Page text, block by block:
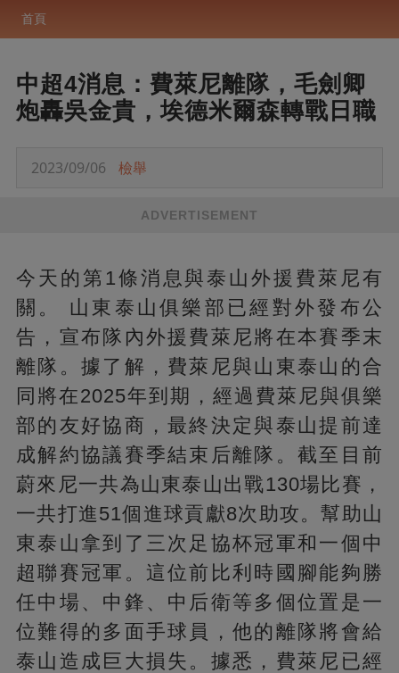
首頁
中超4消息：費萊尼離隊，毛劍卿
炮轟吳金貴，埃德米爾森轉戰日職
2023/09/06 檢舉
ADVERTISEMENT
今天的第1條消息與泰山外援費萊尼有
關。 山東泰山俱樂部已經對外發布公
告，宣布隊內外援費萊尼將在本賽季末
離隊。據了解，費萊尼與山東泰山的合
同將在2025年到期，經過費萊尼與俱樂
部的友好協商，最終決定與泰山提前達
成解約協議賽季結束后離隊。截至目前
蔚來尼一共為山東泰山出戰130場比賽，
一共打進51個進球貢獻8次助攻。幫助山
東泰山拿到了三次足協杯冠軍和一個中
超聯賽冠軍。這位前比利時國腳能夠勝
任中場、中鋒、中后衛等多個位置是一
位難得的多面手球員，他的離隊將會給
泰山造成巨大損失。據悉，費萊尼已經